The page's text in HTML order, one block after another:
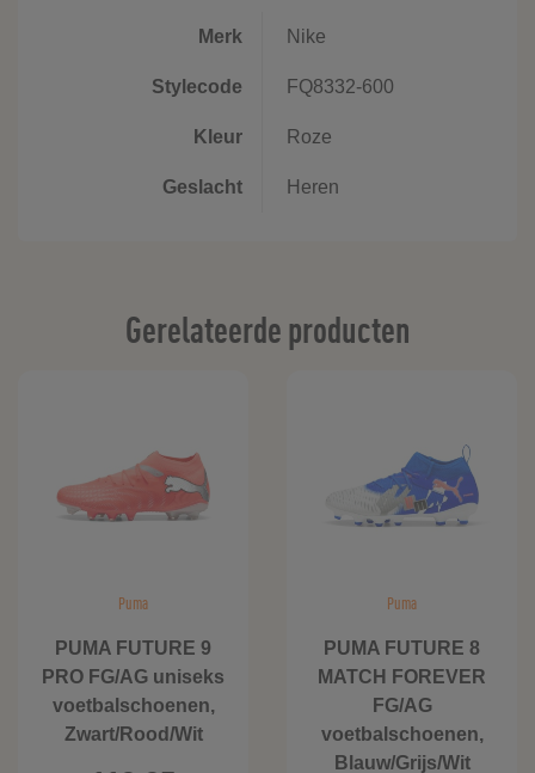
Merk Nike
Stylecode FQ8332-600
Kleur Roze
Geslacht Heren
Gerelateerde producten
Puma
PUMA FUTURE 9
PRO FG/AG uniseks
voetbalschoenen,
Zwart/Rood/Wit
Puma
PUMA FUTURE 8
MATCH FOREVER
FG/AG
voetbalschoenen,
Blauw/Grijs/Wit